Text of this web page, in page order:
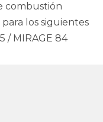
combustión
los siguientes
/ MIRAGE 84